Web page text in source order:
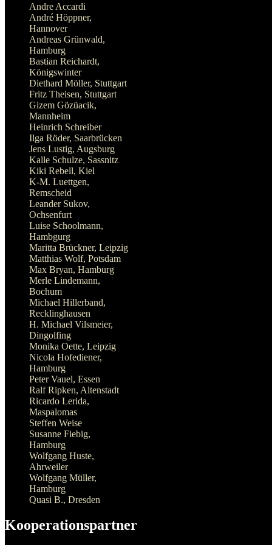
Andre Accardi
André Höppner,
Hannover
Andreas Grünwald,
Hamburg
Bastian Reichardt,
Königswinter
Diethard Möller, Stuttgart
Fritz Theisen, Stuttgart
Gizem Gözüacik,
Mannheim
Heinrich Schreiber
Ilga Röder, Saarbrücken
Jens Lustig, Augsburg
Kalle Schulze, Sassnitz
Kiki Rebell, Kiel
K-M. Luettgen,
Remscheid
Leander Sukov,
Ochsenfurt
Luise Schoolmann,
Hambgurg
Maritta Brückner, Leipzig
Matthias Wolf, Potsdam
Max Bryan, Hamburg
Merle Lindemann,
Bochum
Michael Hillerband,
Recklinghausen
H. Michael Vilsmeier,
Dingolfing
Monika Oette, Leipzig
Nicola Hofediener,
Hamburg
Peter Vauel, Essen
Ralf Ripken, Altenstadt
Ricardo Lerida,
Maspalomas
Steffen Weise
Susanne Fiebig,
Hamburg
Wolfgang Huste,
Ahrweiler
Wolfgang Müller,
Hamburg
Quasi B., Dresden
Kooperationspartner